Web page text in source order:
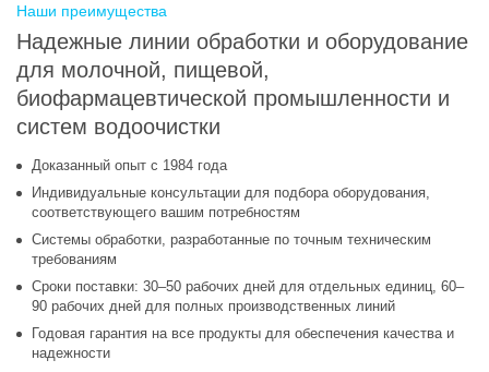
Наши преимущества
Надежные линии обработки и оборудование
для молочной, пищевой,
биофармацевтической промышленности и
систем водоочистки
Доказанный опыт с 1984 года
Индивидуальные консультации для подбора оборудования,
соответствующего вашим потребностям
Системы обработки, разработанные по точным техническим
требованиям
Сроки поставки: 30–50 рабочих дней для отдельных единиц, 60–
90 рабочих дней для полных производственных линий
Годовая гарантия на все продукты для обеспечения качества и
надежности